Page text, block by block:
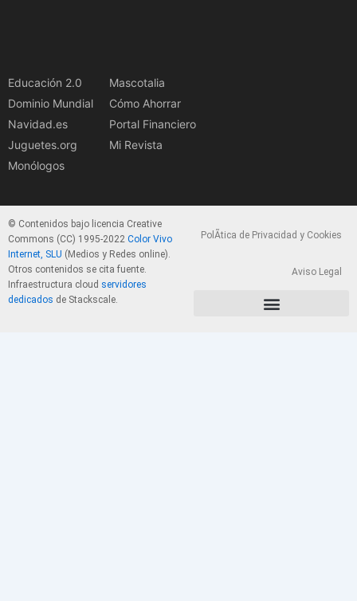
Educación 2.0
Dominio Mundial
Navidad.es
Juguetes.org
Monólogos
Mascotalia
Cómo Ahorrar
Portal Financiero
Mi Revista
© Contenidos bajo licencia Creative
Commons (CC) 1995-2022 Color Vivo
Internet, SLU (Medios y Redes online).
Otros contenidos se cita fuente.
Infraestructura cloud servidores
dedicados de Stackscale.
PolÃ­tica de Privacidad y Cookies
Aviso Legal